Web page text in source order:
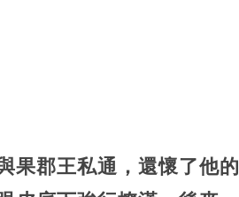
果郡王私通，還懷了他的